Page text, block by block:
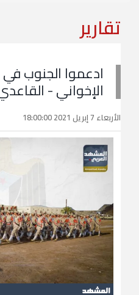
تقارير
ادعموا الجنوب
الإخواني -
الأربعاء 7 إبريل 2021 18:00:00